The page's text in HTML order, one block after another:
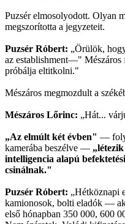
Puzsér elmosolyodott. Olyan
megszorította a jegyzeteit.
Puzsér Róbert: „Örülök,
az establishment—" Mészáros
próbálja eltitkolni."
Mészáros megmozdult a
Mészáros Lőrinc: „Hát...
„Az elmúlt két évben" —
kamerába beszélve —
intelligencia alapú
csinálnak."
Puzsér Róbert: „Hétköznapi
kamionosok, bolti eladók —
első hónapban 350 000, 600